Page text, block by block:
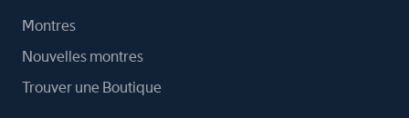
Montres
Nouvelles montres
Trouver une Boutique